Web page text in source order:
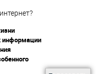
информации